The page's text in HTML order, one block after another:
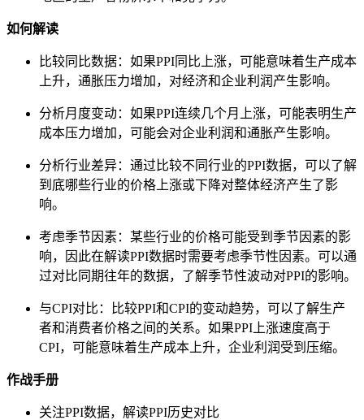
如何解读
比较同比数据：如果PPI同比上涨，可能意味着生产成本
上升，通胀压力增加，对经济和企业利润产生影响。
分析月度变动：如果PPI连续几个月上涨，可能表明生产
成本压力增加，可能会对企业利润和通胀产生影响。
分析行业差异：通过比较不同行业的PPI数据，可以了解
到底哪些行业的价格上涨或下降对整体经济产生了影
响。
考虑季节因素：某些行业的价格可能受到季节因素的影
响，因此在解读PPI数据时需要考虑季节性因素。可以通
过对比同期往年的数据，了解季节性波动对PPI的影响。
与CPI对比：比较PPI和CPI的变动趋势，可以了解生产
者和消费者价格之间的关系。如果PPI上涨速度高于
CPI，可能意味着生产成本上升，企业利润受到压缩。
作战手册
关注PPI数据，解读PPI历史对比